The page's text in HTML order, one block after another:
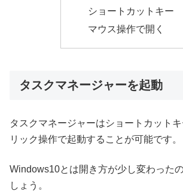
ショートカットキー
マウス操作で開く
タスクマネージャーを起動
タスクマネージャーはショートカット
リック操作で起動することが可能です。
Windows10とは開き方が少し変わった
しょう。